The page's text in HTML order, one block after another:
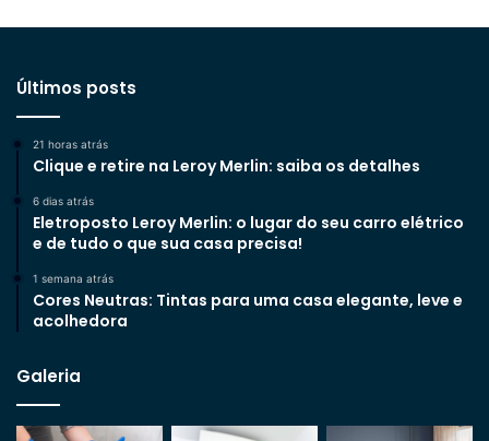
Últimos posts
21 horas atrás
Clique e retire na Leroy Merlin: saiba os detalhes
6 dias atrás
Eletroposto Leroy Merlin: o lugar do seu carro elétrico
e de tudo o que sua casa precisa!
1 semana atrás
Cores Neutras: Tintas para uma casa elegante, leve e
acolhedora
Galeria